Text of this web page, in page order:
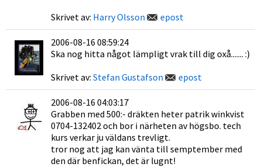
Skrivet av: Harry Olsson epost
2006-08-16 08:59:24
Ska nog hitta något lämpligt vrak till dig oxå....... :)
Skrivet av: Stefan Gustafson epost
2006-08-16 04:03:17
Grabben med 500:- dräkten heter patrik winkvist
0704-132402 och bor i närheten av högsbo. tech
kurs verkar ju väldans trevligt.
tror nog att jag kan vänta till semptember med
den där benfickan, det är lugnt!